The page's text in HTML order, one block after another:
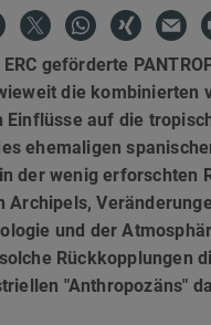
geförderte
die kombinierten
Einflüsse auf die
ehemaligen
der wenig erforschten
Archipels,
und der
Rückkopplungen
"Anthropozäns"